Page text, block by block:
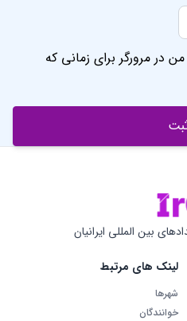
در مرورگر برای زمانی که
بین المللی ایرانیان
لینک های مرتبط
شهرها
خوانندگان